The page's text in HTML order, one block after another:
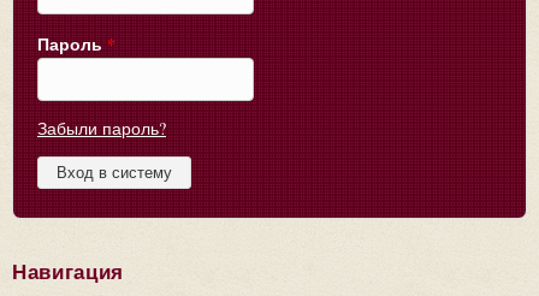
Пароль *
Забыли пароль?
Навигация